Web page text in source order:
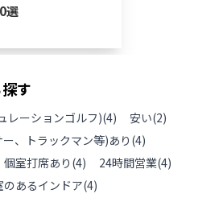
選
す
レーションゴルフ)(4) 安い(2)
、トラックマン等)あり (4)
個室打席あり (4) 24時間営業(4)
のあるインドア(4)